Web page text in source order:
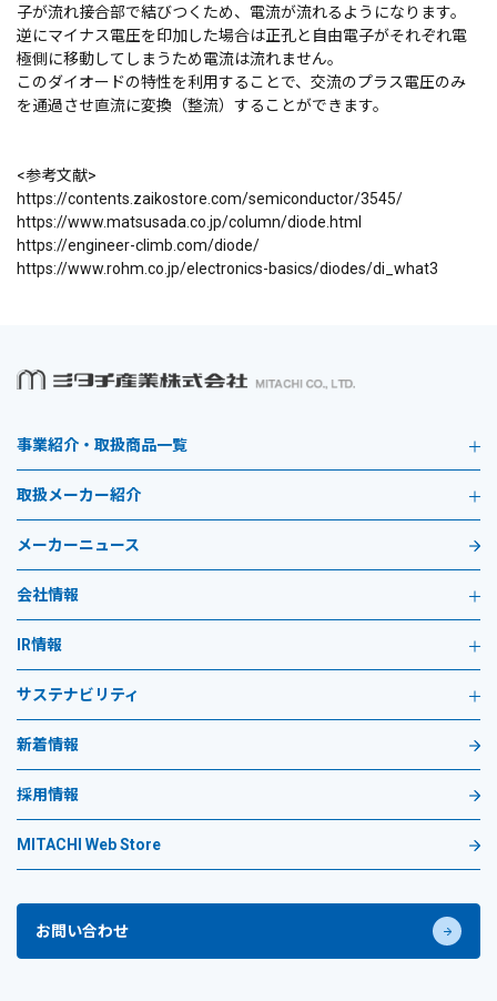
子が流れ接合部で結びつくため、電流が流れるようになります。
逆にマイナス電圧を印加した場合は正孔と自由電子がそれぞれ電
極側に移動してしまうため電流は流れません。
このダイオードの特性を利用することで、交流のプラス電圧のみ
を通過させ直流に変換（整流）することができます。
<参考文献>
https://contents.zaikostore.com/semiconductor/3545/
https://www.matsusada.co.jp/column/diode.html
https://engineer-climb.com/diode/
https://www.rohm.co.jp/electronics-basics/diodes/di_what3
事業紹介・取扱商品一覧
取扱メーカー紹介
メーカーニュース
会社情報
IR情報
サステナビリティ
新着情報
採用情報
MITACHI Web Store
お問い合わせ